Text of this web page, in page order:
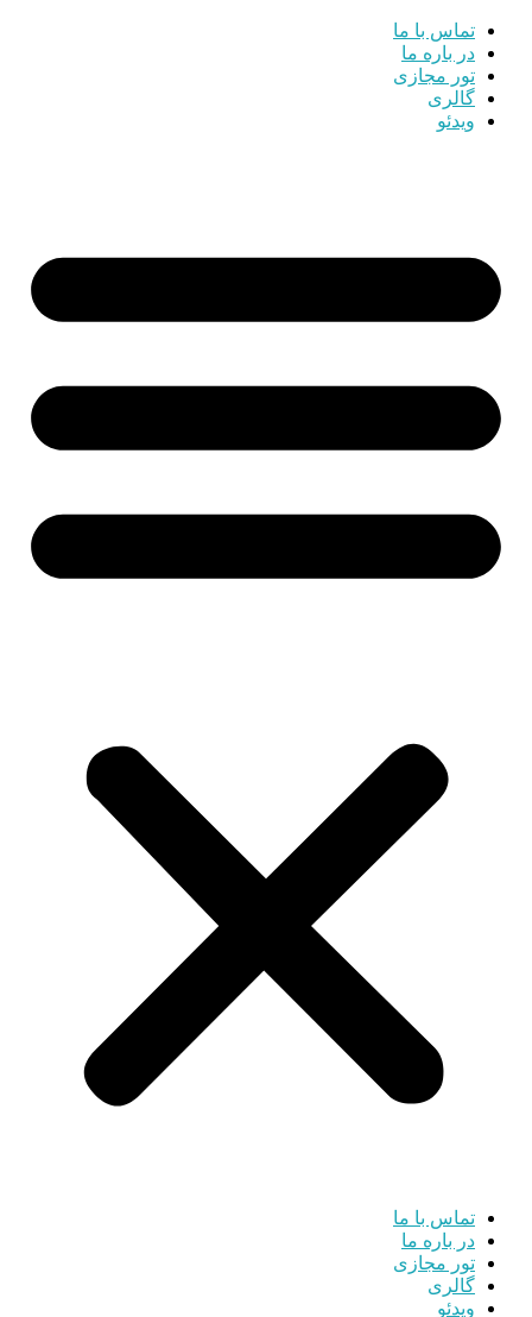
تماس با ما
در باره ما
تور مجازی
گالری
ویدئو
تماس با ما
در باره ما
تور مجازی
گالری
ویدئو